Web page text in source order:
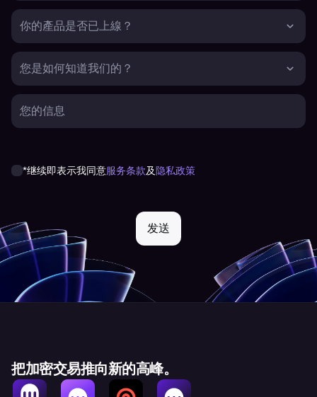
你的產品是否已上線？
您是如何知道我们的？
您的信息
*继续即表示我同意服务条款及隐私政策
发送
把加密交易推向新的高峰。